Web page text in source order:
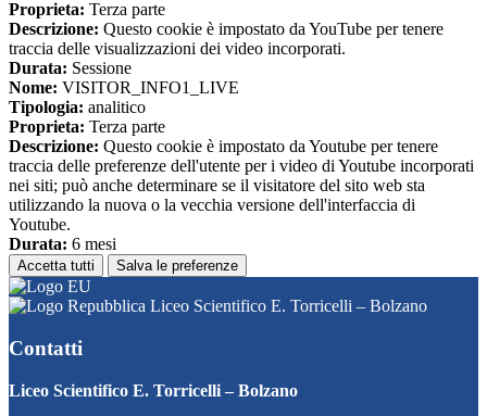
Proprieta: Terza parte
Descrizione: Questo cookie è impostato da YouTube per tenere
traccia delle visualizzazioni dei video incorporati.
Durata: Sessione
Nome: VISITOR_INFO1_LIVE
Tipologia: analitico
Proprieta: Terza parte
Descrizione: Questo cookie è impostato da Youtube per tenere
traccia delle preferenze dell'utente per i video di Youtube incorporati
nei siti; può anche determinare se il visitatore del sito web sta
utilizzando la nuova o la vecchia versione dell'interfaccia di
Youtube.
Durata: 6 mesi
Accetta tutti Salva le preferenze
Liceo Scientifico E. Torricelli – Bolzano
Contatti
Liceo Scientifico E. Torricelli – Bolzano